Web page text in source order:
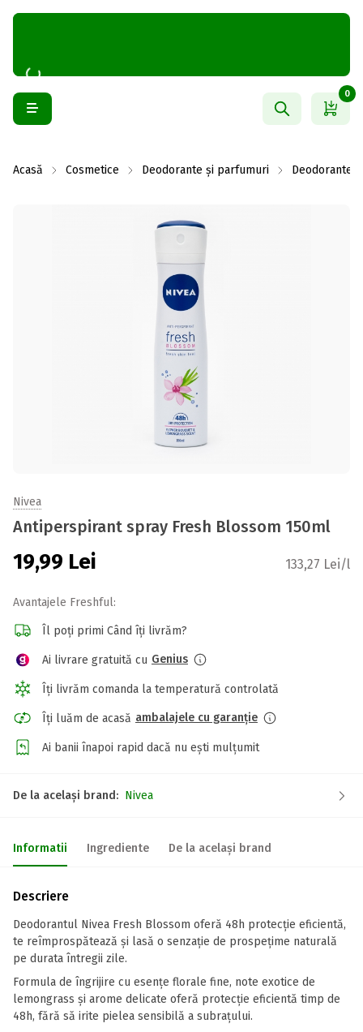
0
Acasă Cosmetice Deodorante și parfumuri Deodorante
Nivea
Antiperspirant spray Fresh Blossom 150ml
19,99 Lei 133,27 Lei/l
Avantajele Freshful:
Îl poți primi Când îți livrăm?
Ai livrare gratuită cu Genius
Îți livrăm comanda la temperatură controlată
Îți luăm de acasă ambalajele cu garanție
Ai banii înapoi rapid dacă nu ești mulțumit
De la același brand: Nivea
Informatii Ingrediente De la același brand
Descriere
Deodorantul Nivea Fresh Blossom oferă 48h protecție eficientă,
te reîmprospătează și lasă o senzație de prospețime naturală
pe durata întregii zile.
Formula de îngrijire cu esențe florale fine, note exotice de
lemongrass și arome delicate oferă protecție eficientă timp de
48h, fără să irite pielea sensibilă a subrațului.